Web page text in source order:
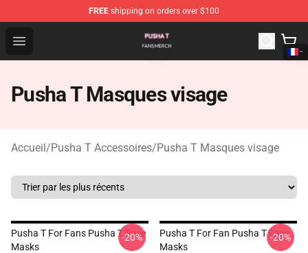
FREE shipping on orders over $100
Open menu
Pusha T Shop - Official Pusha T Merchandise Store
Pusha T Masques visage
Accueil/Pusha T Accessoires/Pusha T Masques visage
Pusha T For Fans Pusha T Face
Masks
-20%
Pusha T For Fan Pusha T Face
Masks
-20%